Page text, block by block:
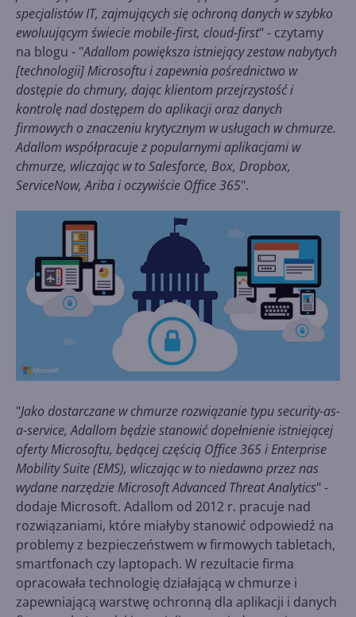
specjalistów IT, zajmujących się ochroną danych w szybko
ewoluującym świecie mobile-first, cloud-first" - czytamy
na blogu - "Adallom powiększa istniejący zestaw nabytych
[technologii] Microsoftu i zapewnia pośrednictwo w
dostępie do chmury, dając klientom przejrzystość i
kontrolę nad dostępem do aplikacji oraz danych
firmowych o znaczeniu krytycznym w usługach w chmurze.
Adallom współpracuje z popularnymi aplikacjami w
chmurze, wliczając w to Salesforce, Box, Dropbox,
ServiceNow, Ariba i oczywiście Office 365".
"Jako dostarczane w chmurze rozwiązanie typu security-as-
a-service, Adallom będzie stanowić dopełnienie istniejącej
oferty Microsoftu, będącej częścią Office 365 i Enterprise
Mobility Suite (EMS), wliczając w to niedawno przez nas
wydane narzędzie Microsoft Advanced Threat Analytics" -
dodaje Microsoft. Adallom od 2012 r. pracuje nad
rozwiązaniami, które miałyby stanowić odpowiedź na
problemy z bezpieczeństwem w firmowych tabletach,
smartfonach czy laptopach. W rezultacie firma
opracowała technologię działającą w chmurze i
zapewniającą warstwę ochronną dla aplikacji i danych